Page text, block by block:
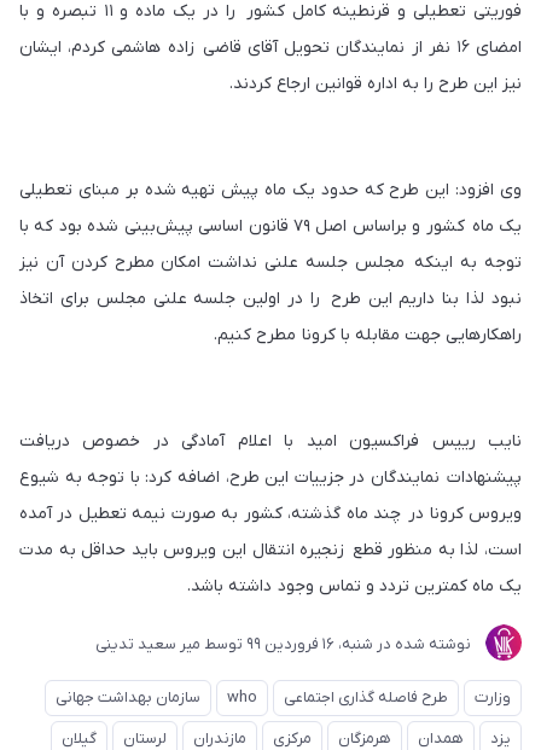
فوریتی تعطیلی و قرنطینه کامل کشور را در یک ماده و ۱۱ تبصره و با
امضای ۱۶ نفر از نمایندگان تحویل آقای قاضی زاده هاشمی کردم، ایشان
نیز این طرح را به اداره قوانین ارجاع کردند.
وی‌ افزود: این طرح که حدود یک ماه پیش تهیه شده بر مبنای تعطیلی
یک ماه کشور و براساس اصل ٧٩ قانون اساسی پیش‌بینی شده بود که با
توجه به اینکه مجلس جلسه علنی نداشت امکان مطرح کردن آن نیز
نبود لذا بنا داریم این طرح را در اولین جلسه علنی مجلس برای اتخاذ
راهکارهایی جهت مقابله با کرونا مطرح کنیم.
نایب رییس فراکسیون امید با اعلام آمادگی در خصوص دریافت
پیشنهادات نمایندگان در جزییات این طرح، اضافه کرد: با توجه به شیوع
ویروس کرونا در چند ماه گذشته، کشور به صورت نیمه تعطیل در آمده
است، لذا به منظور قطع زنجیره انتقال این ویروس باید حداقل به مدت
یک ماه کمترین تردد و تماس وجود داشته باشد.
نوشته شده در شنبه، 16 فروردین 99 توسط میر سعید تدینی
وزارت طرح فاصله گذاری اجتماعی who
سازمان بهداشت جهانی
یزد
همدان هرمزگان مرکزی مازندران لرستان
گیلان